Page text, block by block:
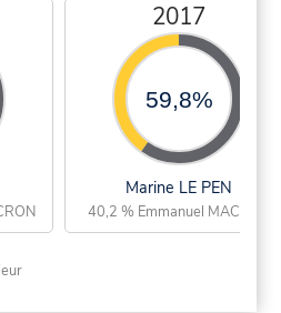
2017
59,8%
Marine LE PEN
40,2 % Emmanuel MACRON